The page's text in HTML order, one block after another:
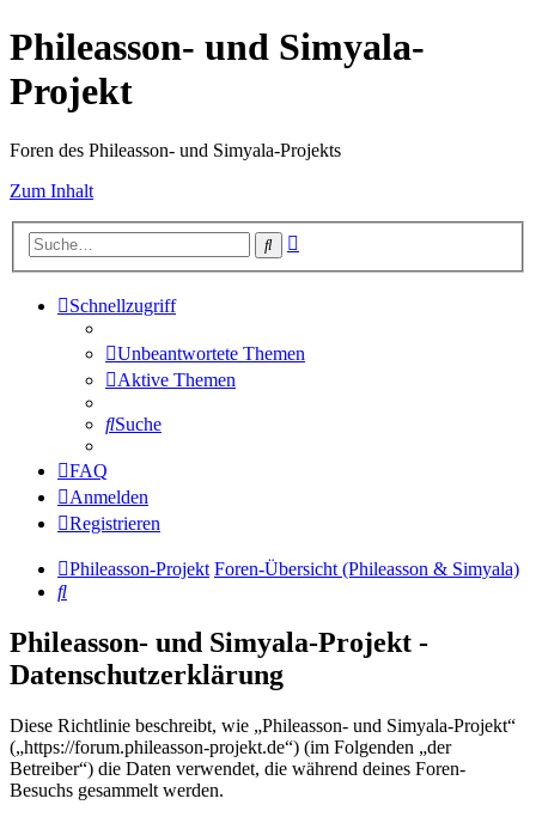
Phileasson- und Simyala-
Projekt
Foren des Phileasson- und Simyala-Projekts
Zum Inhalt
Suche
Schnellzugriff
Unbeantwortete Themen
Aktive Themen
Suche
FAQ
Anmelden
Registrieren
Phileasson-Projekt Foren-Übersicht (Phileasson & Simyala)
Suche
Phileasson- und Simyala-Projekt -
Datenschutzerklärung
Diese Richtlinie beschreibt, wie „Phileasson- und Simyala-Projekt“
(„https://forum.phileasson-projekt.de“) (im Folgenden „der
Betreiber“) die Daten verwendet, die während deines Foren-
Besuchs gesammelt werden.